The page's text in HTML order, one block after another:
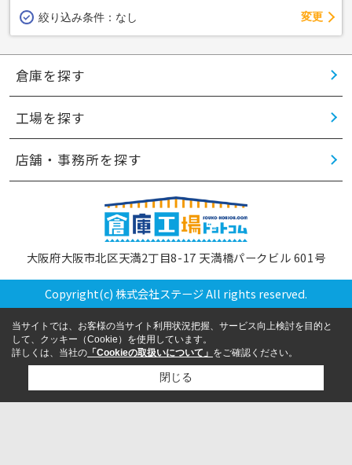
絞り込み条件： なし 変更
倉庫を探す
工場を探す
店舗・事務所を探す
大阪府大阪市北区天満2丁目8-17 天満橋パークビル 601号
Copyright(c) 株式会社ステージ All rights reserved.
当サイトでは、お客様の当サイト利用状況把握、サービス向上検討を目的と
して、クッキー（Cookie）を使用しています。
詳しくは、当社の 「Cookieの取扱いについて」 をご確認ください。
閉じる